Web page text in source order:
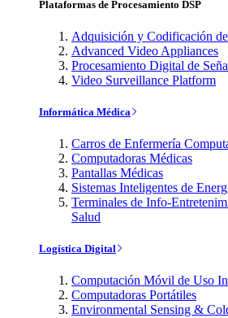
Plataformas de Procesamiento DSP
Adquisición y Codificación
Advanced Video Appliances
Procesamiento Digital de
Video Surveillance Platform
Informática Médica
Carros de Enfermería
Computadoras Médicas
Pantallas Médicas
Sistemas Inteligentes de
Terminales de Info-
Salud
Logística Digital
Computación Móvil de Uso
Computadoras Portátiles
Environmental Sensing &